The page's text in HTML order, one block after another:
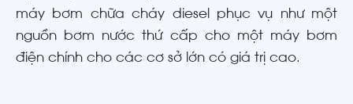
máy bơm chữa cháy diesel phục vụ như một
nguồn bơm nước thứ cấp cho một máy bơm
điện chính cho các cơ sở lớn có giá trị cao.